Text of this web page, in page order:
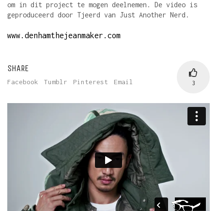
om in dit project te mogen deelnemen. De video is
geproduceerd door Tjeerd van Just Another Nerd.
www.denhamthejeanmaker.com
3
SHARE
Facebook Tumblr Pinterest Email